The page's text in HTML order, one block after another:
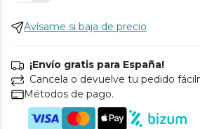
Avísame si baja de precio
¡Envío gratis para España!
Cancela o devuelve tu pedido
Métodos de pago.